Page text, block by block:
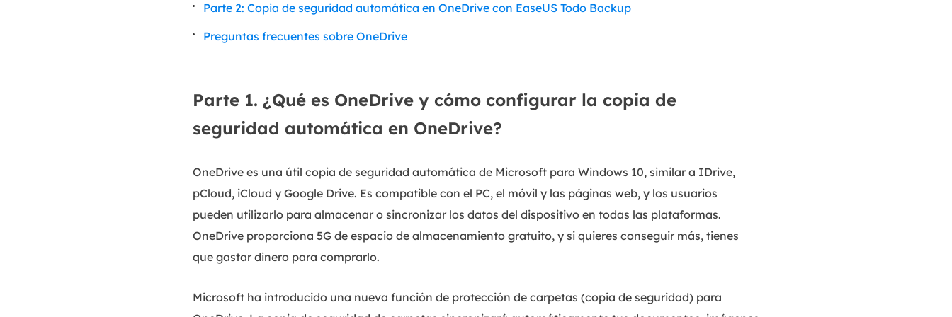
Parte 2: Copia de seguridad automática en OneDrive con EaseUS Todo Backup
Preguntas frecuentes sobre OneDrive
Parte 1. ¿Qué es OneDrive y cómo configurar la copia de
seguridad automática en OneDrive?
OneDrive es una útil copia de seguridad automática de Microsoft para Windows 10, similar a IDrive,
pCloud, iCloud y Google Drive. Es compatible con el PC, el móvil y las páginas web, y los usuarios
pueden utilizarlo para almacenar o sincronizar los datos del dispositivo en todas las plataformas.
OneDrive proporciona 5G de espacio de almacenamiento gratuito, y si quieres conseguir más, tienes
que gastar dinero para comprarlo.
Microsoft ha introducido una nueva función de protección de carpetas (copia de seguridad) para